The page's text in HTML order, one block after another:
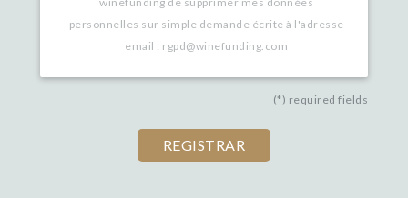
personnelles sur simple demande écrite à l'adresse
email : rgpd@winefunding.com
(*) required fields